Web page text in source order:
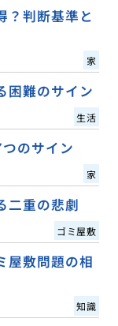
？判断基準と
家
困難のサイン
生活
のサイン
家
二重の悲劇
ゴミ屋敷
屋敷問題の相
知識